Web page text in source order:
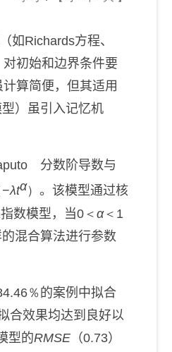
如Richards方程、
初始和边界条件要
算简便，但其适用
）虽引入记忆机
分数阶导数与
λtα） 。该模型通过核
指数模型，当0＜ α＜1
混合算法进行参数
％ 的案例中拟合
合效果均达到良好以
型的RMSE （0.73）